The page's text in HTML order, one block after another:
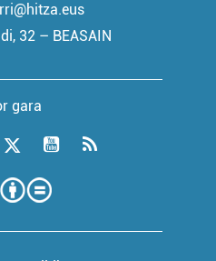
32 – BEASAIN
gara